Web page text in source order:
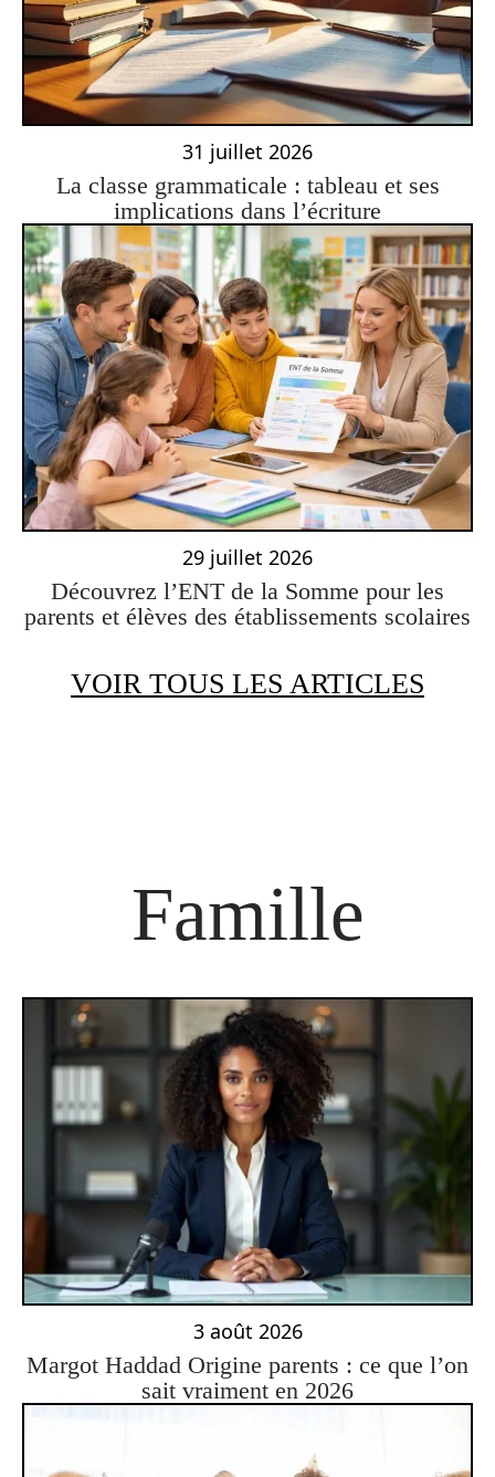
31 juillet 2026
La classe grammaticale : tableau et ses
implications dans l’écriture
29 juillet 2026
Découvrez l’ENT de la Somme pour les
parents et élèves des établissements scolaires
VOIR TOUS LES ARTICLES
Famille
3 août 2026
Margot Haddad Origine parents : ce que l’on
sait vraiment en 2026